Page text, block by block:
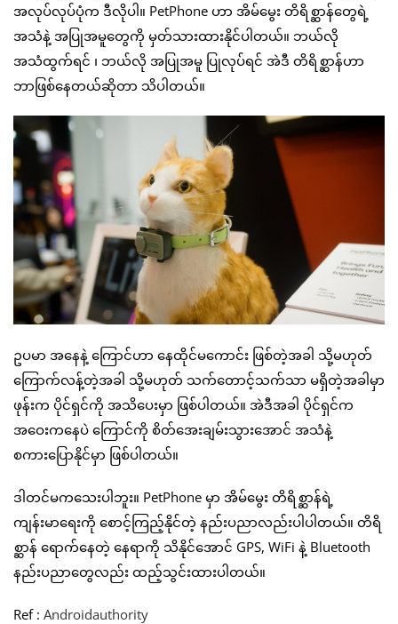
အလုပ်လုပ်ပုံက ဒီလိုပါ။ PetPhone ဟာ အိမ်မွေး တိရိစ္ဆာန်တွေရဲ့
အသံနဲ့ အပြုအမူတွေကို မှတ်သားထားနိုင်ပါတယ်။ ဘယ်လို
အသံထွက်ရင် ၊ ဘယ်လို အပြုအမူ ပြုလုပ်ရင် အဲဒီ တိရိစ္ဆာန်ဟာ
ဘာဖြစ်နေတယ်ဆိုတာ သိပါတယ်။
ဥပမာ အနေနဲ့ ကြောင်ဟာ နေထိုင်မကောင်း ဖြစ်တဲ့အခါ သို့မဟုတ်
ကြောက်လန့်တဲ့အခါ သို့မဟုတ် သက်တောင့်သက်သာ မရှိတဲ့အခါမှာ
ဖုန်းက ပိုင်ရှင်ကို အသိပေးမှာ ဖြစ်ပါတယ်။ အဲဒီအခါ ပိုင်ရှင်က
အဝေးကနေပဲ ကြောင်ကို စိတ်အေးချမ်းသွားအောင် အသံနဲ့
စကားပြောနိုင်မှာ ဖြစ်ပါတယ်။
ဒါတင်မကသေးပါဘူး။ PetPhone မှာ အိမ်မွေး တိရိစ္ဆာန်ရဲ့
ကျန်းမာရေးကို စောင့်ကြည့်နိုင်တဲ့ နည်းပညာလည်းပါပါတယ်။ တိရိ
စ္ဆာန် ရောက်နေတဲ့ နေရာကို သိနိုင်အောင် GPS, WiFi နဲ့ Bluetooth
နည်းပညာတွေလည်း ထည့်သွင်းထားပါတယ်။
Ref : Androidauthority